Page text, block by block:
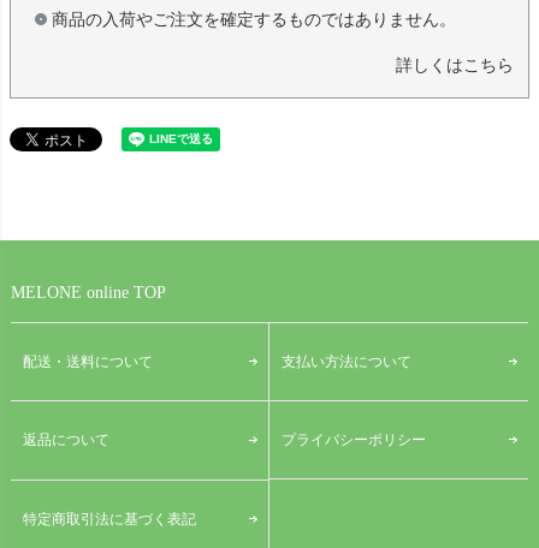
商品の入荷やご注文を確定するものではありません。
詳しくはこちら
MELONE online TOP
配送・送料について 支払い方法について
返品について プライバシーポリシー
特定商取引法に基づく表記